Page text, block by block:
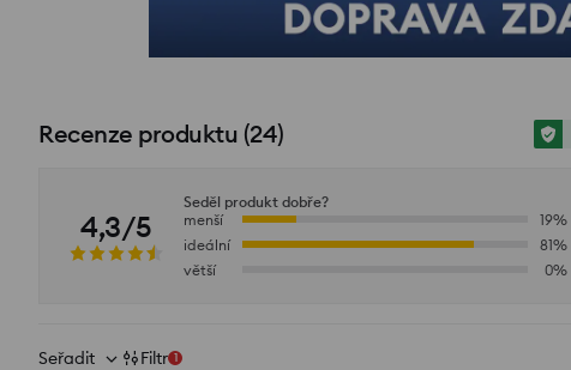
Recenze produktu (24)
4,3/5
Seděl produkt dobře?
menší
19%
ideální
81%
větší
0%
Seřadit Filtr 1